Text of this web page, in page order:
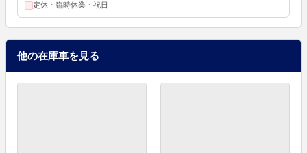
定休・臨時休業・祝日
他の在庫車を見る